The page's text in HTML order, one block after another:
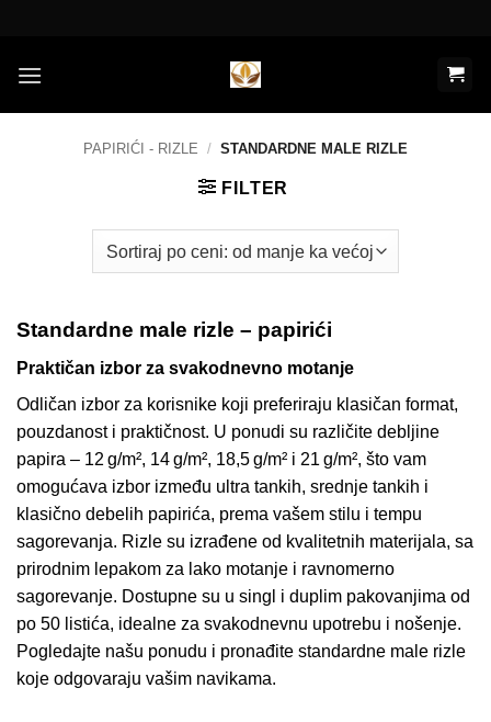
sadržaj
PAPIRIĆI - RIZLE / STANDARDNE MALE RIZLE
FILTER
Standardne male rizle – papirići
Praktičan izbor za svakodnevno motanje
Odličan izbor za korisnike koji preferiraju klasičan format,
pouzdanost i praktičnost. U ponudi su različite debljine
papira – 12 g/m², 14 g/m², 18,5 g/m² i 21 g/m², što vam
omogućava izbor između ultra tankih, srednje tankih i
klasično debelih papirića, prema vašem stilu i tempu
sagorevanja. Rizle su izrađene od kvalitetnih materijala, sa
prirodnim lepakom za lako motanje i ravnomerno
sagorevanje. Dostupne su u singl i duplim pakovanjima od
po 50 listića, idealne za svakodnevnu upotrebu i nošenje.
Pogledajte našu ponudu i pronađite standardne male rizle
koje odgovaraju vašim navikama.